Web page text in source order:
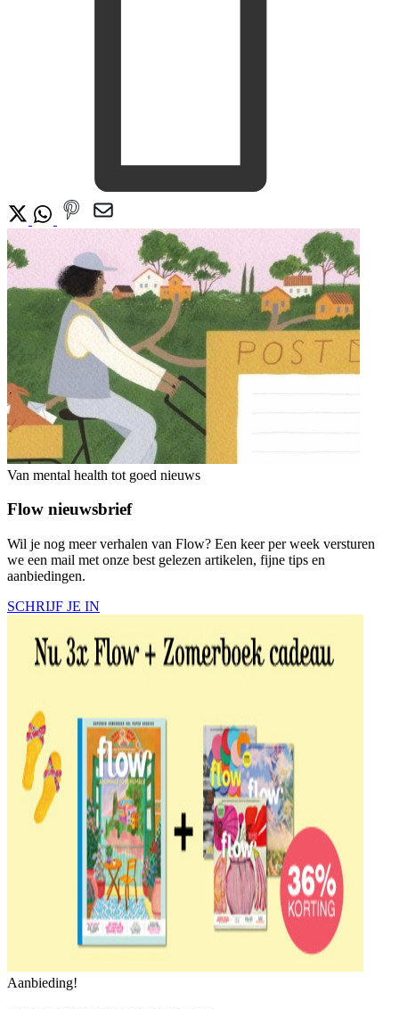
Van mental health tot goed nieuws
Flow nieuwsbrief
Wil je nog meer verhalen van Flow? Een keer per week versturen
we een mail met onze best gelezen artikelen, fijne tips en
aanbiedingen.
SCHRIJF JE IN
Aanbieding!